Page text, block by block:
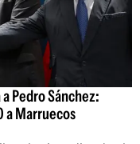
Pedro Sánchez:
a Marruecos